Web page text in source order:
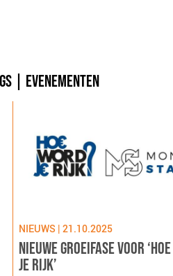
EVENEMENTEN
NIEUWS | 21.10.2025
NIEUWE GROEIFASE VOOR
JE RIJK’